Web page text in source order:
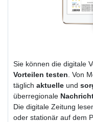
Sie können die digitale
Vorteilen testen . Von
täglich aktuelle und
überregionale
Die digitale Zeitung
oder stationär auf dem